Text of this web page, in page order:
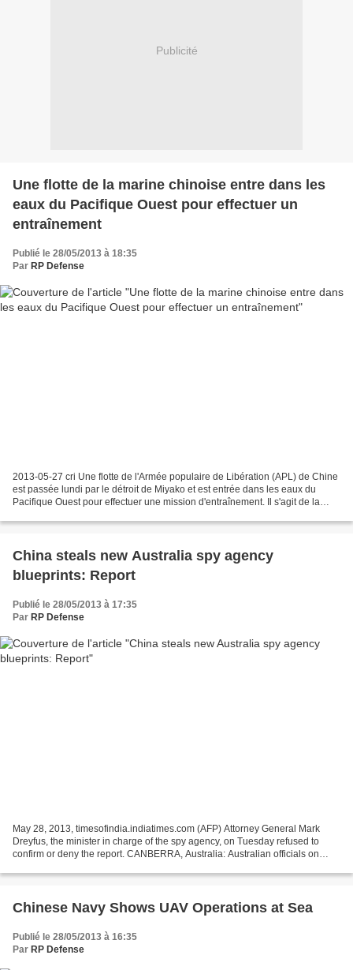
Publicité
Une flotte de la marine chinoise entre dans les
eaux du Pacifique Ouest pour effectuer un
entraînement
Publié le 28/05/2013 à 18:35
Par RP Defense
2013-05-27 cri Une flotte de l'Armée populaire de Libération (APL) de Chine
est passée lundi par le détroit de Miyako et est entrée dans les eaux du
Pacifique Ouest pour effectuer une mission d'entraînement. Il s'agit de la
China steals new Australia spy agency
blueprints: Report
Publié le 28/05/2013 à 17:35
Par RP Defense
May 28, 2013, timesofindia.indiatimes.com (AFP) Attorney General Mark
Dreyfus, the minister in charge of the spy agency, on Tuesday refused to
confirm or deny the report. CANBERRA, Australia: Australian officials on
Chinese Navy Shows UAV Operations at Sea
Publié le 28/05/2013 à 16:35
Par RP Defense